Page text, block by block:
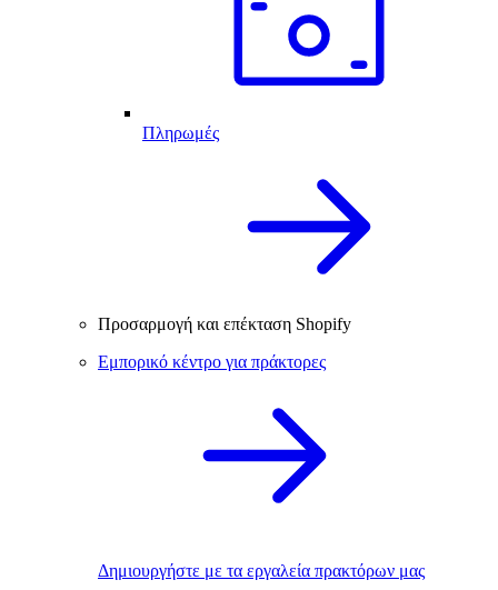
Πληρωμές
Προσαρμογή και επέκταση Shopify
Εμπορικό κέντρο για πράκτορες
Δημιουργήστε με τα εργαλεία πρακτόρων μας